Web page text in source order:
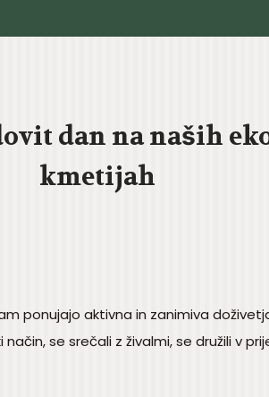
dan na naših
kmetijah
ponujajo aktivna in zanimiva
se srečali z živalmi, se družili v